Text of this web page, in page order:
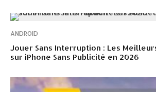
ANDROID
Jouer Sans Interruption : Les
sur iPhone Sans Publicité en 2026